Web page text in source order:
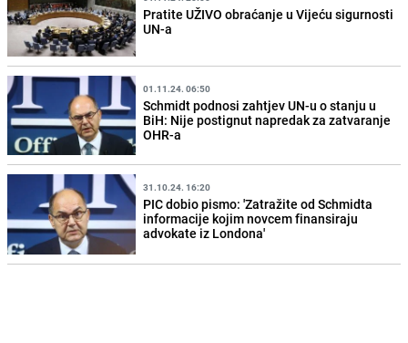
Pratite UŽIVO obraćanje u Vijeću sigurnosti
UN-a
01.11.24. 06:50
Schmidt podnosi zahtjev UN-u o stanju u
BiH: Nije postignut napredak za zatvaranje
OHR-a
31.10.24. 16:20
PIC dobio pismo: 'Zatražite od Schmidta
informacije kojim novcem finansiraju
advokate iz Londona'